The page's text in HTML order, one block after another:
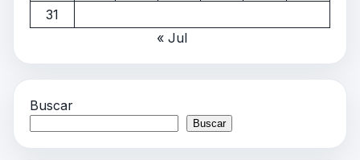
31
« Jul
Buscar
Buscar